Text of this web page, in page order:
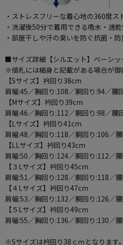
・ストレスフリーな着心地の360度ス
・洗濯後50分で着用できる吸水・速
・部屋干しや汗の臭いを防ぐ抗菌・
■サイズ詳細【シルエット】ベーシッ
※値札には細身と記載がある場合が御
【Sサイズ】衿回り38cm
肩幅:45／胸回り:108／胴回り:94／腰
【Mサイズ】衿回り39cm
肩幅:46／胸回り:112／胴回り:98／腰
【Lサイズ】衿回り41cm
肩幅:48／胸回り:118／胴回り:106／
【LLサイズ】衿回り43cm
肩幅:50／胸回り:124／胴回り:112／
【３Lサイズ】衿回り45cm
肩幅:51／胸回り:128／胴回り:118／
【４Lサイズ】衿回り47cm
肩幅:53／胸回り:132／胴回り:126／
【５Lサイズ】衿回り49cm
肩幅:55／胸回り:136／胴回り:130／
※Sサイズは衿回り38ｃｍとなります。